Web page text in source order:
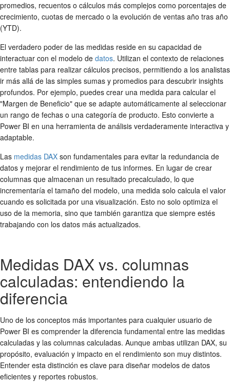
promedios, recuentos o cálculos más complejos como porcentajes de
crecimiento, cuotas de mercado o la evolución de ventas año tras año
(YTD).
El verdadero poder de las medidas reside en su capacidad de
interactuar con el modelo de datos. Utilizan el contexto de relaciones
entre tablas para realizar cálculos precisos, permitiendo a los analistas
ir más allá de las simples sumas y promedios para descubrir insights
profundos. Por ejemplo, puedes crear una medida para calcular el
"Margen de Beneficio" que se adapte automáticamente al seleccionar
un rango de fechas o una categoría de producto. Esto convierte a
Power BI en una herramienta de análisis verdaderamente interactiva y
adaptable.
Las medidas DAX son fundamentales para evitar la redundancia de
datos y mejorar el rendimiento de tus informes. En lugar de crear
columnas que almacenan un resultado precalculado, lo que
incrementaría el tamaño del modelo, una medida solo calcula el valor
cuando es solicitada por una visualización. Esto no solo optimiza el
uso de la memoria, sino que también garantiza que siempre estés
trabajando con los datos más actualizados.
Medidas DAX vs. columnas
calculadas: entendiendo la
diferencia
Uno de los conceptos más importantes para cualquier usuario de
Power BI es comprender la diferencia fundamental entre las medidas
calculadas y las columnas calculadas. Aunque ambas utilizan DAX, su
propósito, evaluación y impacto en el rendimiento son muy distintos.
Entender esta distinción es clave para diseñar modelos de datos
eficientes y reportes robustos.